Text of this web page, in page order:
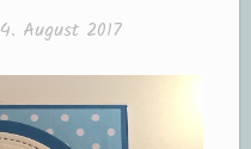
4. August 2017